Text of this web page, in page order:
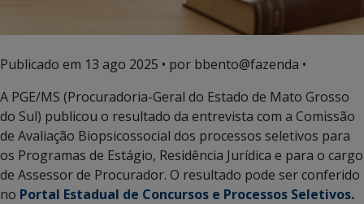
Publicado em 13 ago 2025 • por bbento@fazenda •
A PGE/MS (Procuradoria-Geral do Estado de Mato Grosso
do Sul) publicou o resultado da entrevista com a Comissão
de Avaliação Biopsicossocial dos processos seletivos para
os Programas de Estágio, Residência Jurídica e para o cargo
de Assessor de Procurador. O resultado pode ser conferido
no Portal Estadual de Concursos e Processos Seletivos.